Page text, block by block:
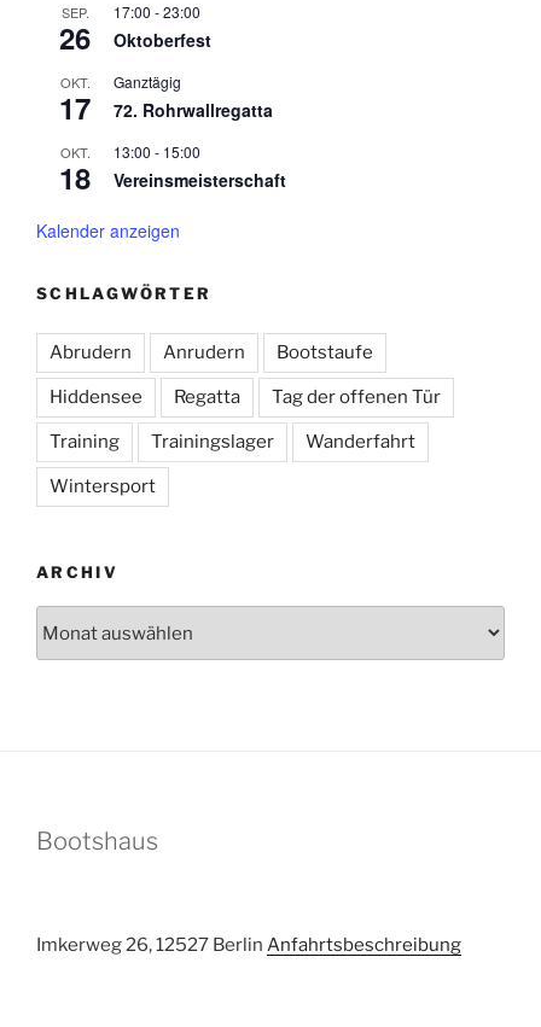
SEP.
26
17:00 -23:00
Oktoberfest
OKT.
17
Ganztägig
72. Rohrwallregatta
OKT.
18
13:00 - 15:00
Vereinsmeisterschaft
Kalender anzeigen
SCHLAGWÖRTER
Abrudern Anrudern Bootstaufe
Hiddensee Regatta Tag der offenen Tür
Training Trainingslager Wanderfahrt
Wintersport
ARCHIV
Bootshaus
Imkerweg 26, 12527 Berlin Anfahrtsbeschreibung